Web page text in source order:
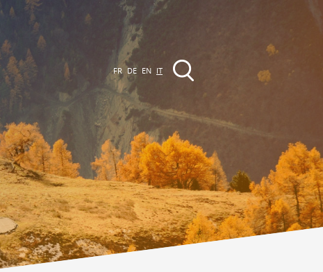
EVENTI
La regione
Promenades
Tutte le manifestazioni
Club Vinum Montis
FR DE EN IT